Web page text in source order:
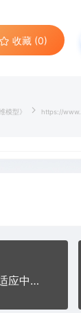
收藏 (0)
模型》 https://
【免费下载】《训狗教程大全》本套训犬教材适应中型犬 小型犬及宠物狗的训练培养